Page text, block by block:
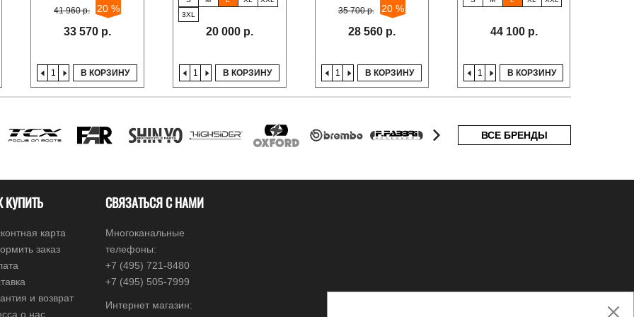
41 960 р. 20 %
33 570 р.
В КОРЗИНУ
3XL
20 000 р.
В КОРЗИНУ
35 700 р. 20 %
28 560 р.
В КОРЗИНУ
44 100 р.
В КОРЗИНУ
ВСЕ БРЕНДЫ
КУПИТЬ
карта
заказ
и возврат
о нас
СВЯЗАТЬСЯ С НАМИ
Многоканальные
телефоны:
+7 (495) 721-8480
+7 (495) 505-7999
Интернет магазин: